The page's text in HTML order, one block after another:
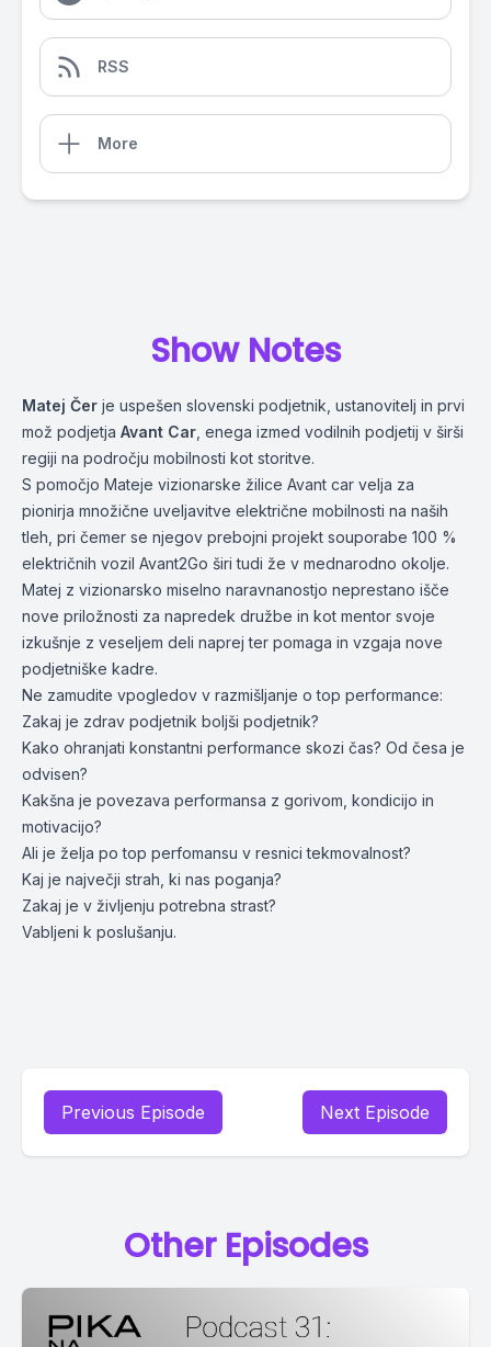
RSS
More
Show Notes
Matej Čer je uspešen slovenski podjetnik, ustanovitelj in prvi
mož podjetja Avant Car , enega izmed vodilnih podjetij v širši
regiji na področju mobilnosti kot storitve.
S pomočjo Mateje vizionarske žilice Avant car velja za
pionirja množične uveljavitve električne mobilnosti na naših
tleh, pri čemer se njegov prebojni projekt souporabe 100 %
električnih vozil Avant2Go širi tudi že v mednarodno okolje.
Matej z vizionarsko miselno naravnanostjo neprestano išče
nove priložnosti za napredek družbe in kot mentor svoje
izkušnje z veseljem deli naprej ter pomaga in vzgaja nove
podjetniške kadre.
Ne zamudite vpogledov v razmišljanje o top performance:
Zakaj je zdrav podjetnik boljši podjetnik?
Kako ohranjati konstantni performance skozi čas? Od česa je
odvisen?
Kakšna je povezava performansa z gorivom, kondicijo in
motivacijo?
Ali je želja po top perfomansu v resnici tekmovalnost?
Kaj je največji strah, ki nas poganja?
Zakaj je v življenju potrebna strast?
Vabljeni k poslušanju.
Previous Episode Next Episode
Other Episodes